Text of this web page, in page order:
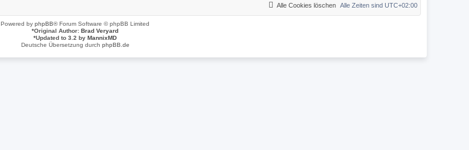
Alle Zeiten sind UTC+02:00
Alle Cookies löschen
Powered by phpBB® Forum Software © phpBB Limited
*Original Author: Brad Veryard
*Updated to 3.2 by MannixMD
Deutsche Übersetzung durch phpBB.de